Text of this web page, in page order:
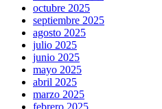
octubre 2025
septiembre 2025
agosto 2025
julio 2025
junio 2025
mayo 2025
abril 2025
marzo 2025